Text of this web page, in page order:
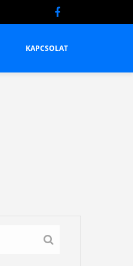
KAPCSOLAT